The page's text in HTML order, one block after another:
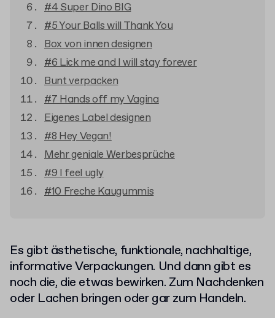
#4 Super Dino BIG
#5 Your Balls will Thank You
Box von innen designen
#6 Lick me and I will stay forever
Bunt verpacken
#7 Hands off my Vagina
Eigenes Label designen
#8 Hey Vegan!
Mehr geniale Werbesprüche
#9 I feel ugly
#10 Freche Kaugummis
Es gibt ästhetische, funktionale, nachhaltige,
informative Verpackungen. Und dann gibt es
noch die, die etwas bewirken. Zum Nachdenken
oder Lachen bringen oder gar zum Handeln.